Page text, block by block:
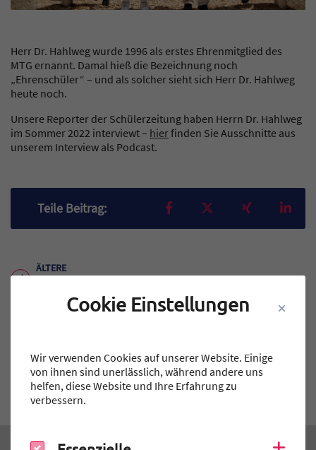
Herr Dr. Hahlweg wurde 1996 als erstes Ehrenmitglied des
MTG ernannt. Damal hieß die Bezeichnung noch
„Ehrenschüler“ – und als solcher sieht sich Herr Dr. Hahlweg
heute noch.
Unsere Reporter der Schülerzeitung haben Herrn Dr. Hahlweg
im Sommer 2022 interviewt – hierfinden Sie Ausschnitte aus
unserem Interview als Podcast.
Teile Beitrag: Teilen auf Facebook
Teilen auf XTeilen auf
ÄLTERE
NEUERE
Titel für Beitrag
Wahlkurs Politik zu Gast im Haus der Bayerischen Geschichte
Cookie Einstellungen
Wir verwenden Cookies auf unserer Website. Einige
von ihnen sind unerlässlich, während andere uns
helfen, diese Website und Ihre Erfahrung zu
verbessern.
Essenzielle